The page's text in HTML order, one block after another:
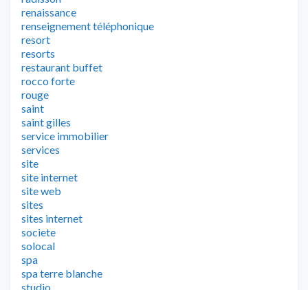
renaissance
renseignement téléphonique
resort
resorts
restaurant buffet
rocco forte
rouge
saint
saint gilles
service immobilier
services
site
site internet
site web
sites
sites internet
societe
solocal
spa
spa terre blanche
studio